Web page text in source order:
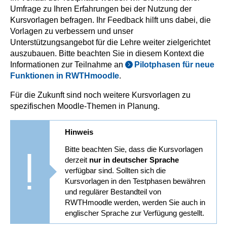
Umfrage zu Ihren Erfahrungen bei der Nutzung der
Kursvorlagen befragen. Ihr Feedback hilft uns dabei, die
Vorlagen zu verbessern und unser
Unterstützungsangebot für die Lehre weiter zielgerichtet
auszubauen. Bitte beachten Sie in diesem Kontext die
Informationen zur Teilnahme an
Pilotphasen für neue
Funktionen in RWTHmoodle.
Für die Zukunft sind noch weitere Kursvorlagen zu
spezifischen Moodle-Themen in Planung.
Hinweis
Bitte beachten Sie, dass die Kursvorlagen
derzeit nur in deutscher Sprache
verfügbar sind. Sollten sich die
Kursvorlagen in den Testphasen bewähren
und regulärer Bestandteil von
RWTHmoodle werden, werden Sie auch in
englischer Sprache zur Verfügung gestellt.